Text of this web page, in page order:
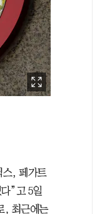
스, 페가트
”고 5일
, 최근에는